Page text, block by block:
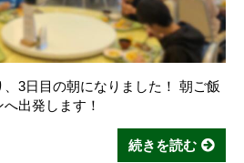
3日目の朝になりました！ 朝ご飯
出発します！
続きを読む